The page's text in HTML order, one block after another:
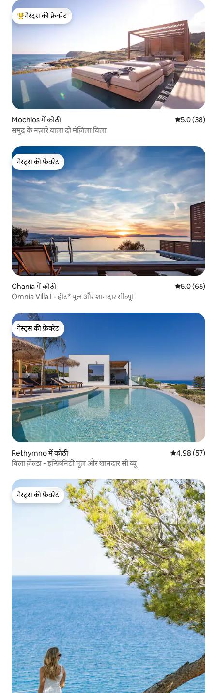
गेस्ट्स का टॉप फ़ेवरेट
गेस्ट्स की फ़ेवरेट
Mochlos में कोठी औसत रेटिंग 5
5.0 (38)
समुद्र के नज़ारे वाला दो मंज़िला विला
गेस्ट्स की फ़ेवरेट
गेस्ट्स की फ़ेवरेट
Chania में कोठी औसत रेटिंग 5
5.0 (65)
Omnia Villa I - हीट* पूल और शानदार सीव्यू!
गेस्ट्स की फ़ेवरेट
गेस्ट्स की फ़ेवरेट
Rethymno में कोठी औसत रेटिंग 5 में
4.98 (57)
विला ज़ेल्डा - इन्फ़िनिटी पूल और शानदार सी व्यू
गेस्ट्स की फ़ेवरेट
गेस्ट्स की फ़ेवरेट